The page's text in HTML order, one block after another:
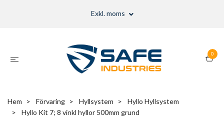
Exkl. moms
0
Hem Förvaring Hyllsystem
Hyllo Hyllsystem
Hyllo Kit 7; 8 vinkl hyllor 500mm grund